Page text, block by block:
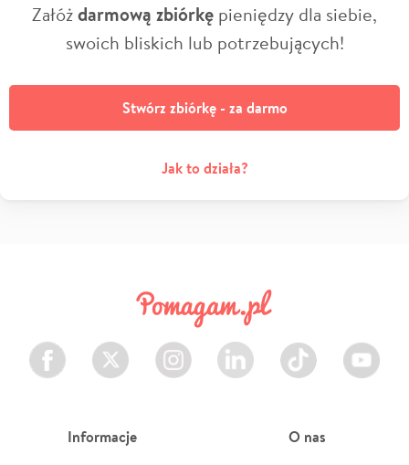
Załóżdarmową zbiórkę pieniędzy dla siebie,
swoich bliskich lub potrzebujących!
Stwórz zbiórkę - za darmo
Jak to działa?
Facebook Twitter Instagram LinkedIn TikTok Youtube
Informacje O nas